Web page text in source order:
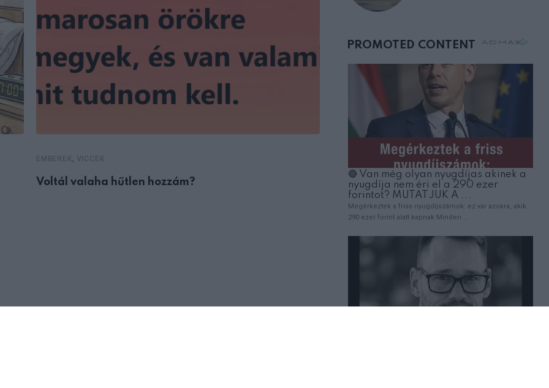
,
Voltál valaha hűtlen hozzám?
VICCEK
A férj felhívja a feleségét
mellettem ült az első